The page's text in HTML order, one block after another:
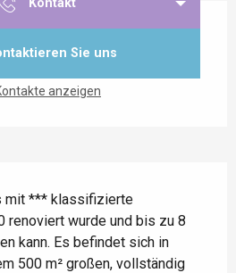
Kontakt
Sie uns
anzeigen
mit *** klassifizierte
renoviert wurde und bis zu 8
kann. Es befindet sich in
500 m² großen, vollständig